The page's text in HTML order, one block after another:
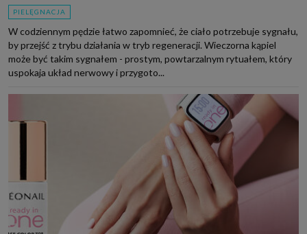
PIELĘGNACJA
W codziennym pędzie łatwo zapomnieć, że ciało potrzebuje sygnału,
by przejść z trybu działania w tryb regeneracji. Wieczorna kąpiel
może być takim sygnałem - prostym, powtarzalnym rytuałem, który
uspokaja układ nerwowy i przygoto...